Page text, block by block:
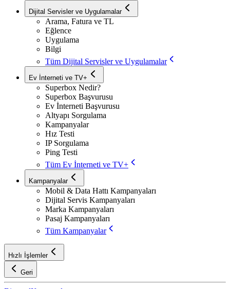
Dijital Servisler ve Uygulamalar
Arama, Fatura ve TL
Eğlence
Uygulama
Bilgi
Tüm Dijital Servisler ve Uygulamalar
Ev İnterneti ve TV+
Superbox Nedir?
Superbox Başvurusu
Ev İnterneti Başvurusu
Altyapı Sorgulama
Kampanyalar
Hız Testi
IP Sorgulama
Ping Testi
Tüm Ev İnterneti ve TV+
Kampanyalar
Mobil & Data Hattı Kampanyaları
Dijital Servis Kampanyaları
Marka Kampanyaları
Pasaj Kampanyaları
Tüm Kampanyalar
Hızlı İşlemler
Geri